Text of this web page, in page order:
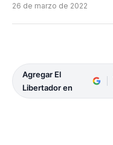
26 de marzo de 2022
Agregar El
Libertador en